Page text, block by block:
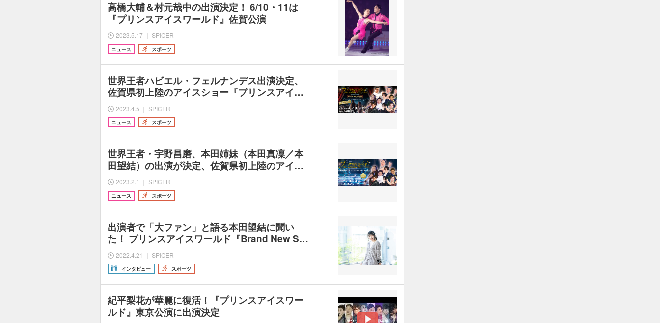
高橋大輔＆村元哉中の出演決定！ 6/10・11は
『プリンスアイスワールド』佐賀公演
2023.5.17 ｜ SPICER
ニュース スポーツ
世界王者ハビエル・フェルナンデス出演決定、
佐賀県初上陸のアイスショー『プリンスアイ…
2023.4.5 ｜ SPICER
ニュース スポーツ
世界王者・宇野昌磨、本田姉妹（本田真凜／本
田望結）の出演が決定、佐賀県初上陸のアイ…
2023.2.1 ｜ SPICER
ニュース スポーツ
出演者で「大ファン」と語る本田望結に聞い
た！ プリンスアイスワールド『Brand New S…
2022.4.21 ｜ SPICER
インタビュー スポーツ
紀平梨花が華麗に復活！『プリンスアイスワー
ルド』東京公演に出演決定